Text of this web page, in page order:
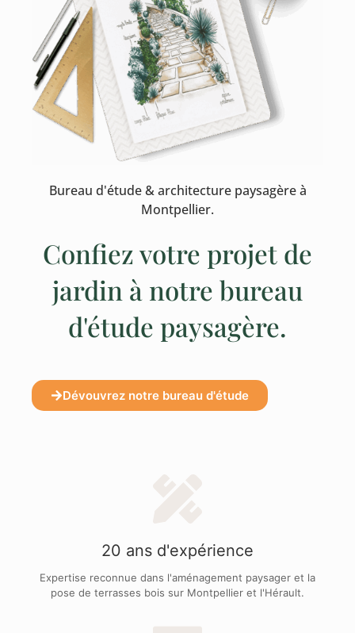
Bureau d'étude & architecture paysagère à
Montpellier.
Confiez votre projet de
jardin à notre bureau
d'étude paysagère.
Dévouvrez notre bureau d'étude
20 ans d'expérience
Expertise reconnue dans l'aménagement paysager et la
pose de terrasses bois sur Montpellier et l'Hérault.